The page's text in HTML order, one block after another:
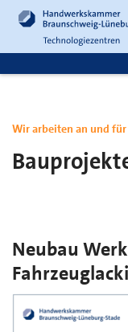
zum
Inhalt
springen
Fußzeile
springen
Wir arbeiten an und
Neubau